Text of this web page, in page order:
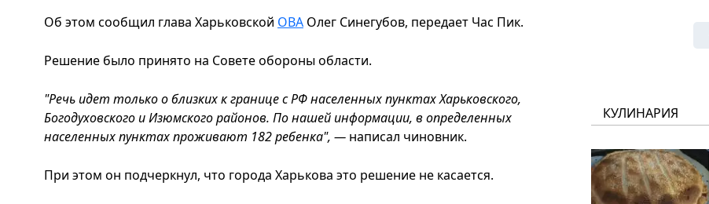
Об этом сообщил глава Харьковской ОВА Олег Синегубов, передает Час Пик.
Решение было принято на Совете обороны области.
"Речь идет только о близких к границе с РФ населенных пунктах Харьковского,
Богодуховского и Изюмского районов. По нашей информации, в определенных
населенных пунктах проживают 182 ребенка", — написал чиновник.
При этом он подчеркнул, что города Харькова это решение не касается.
КУЛИНАРИЯ